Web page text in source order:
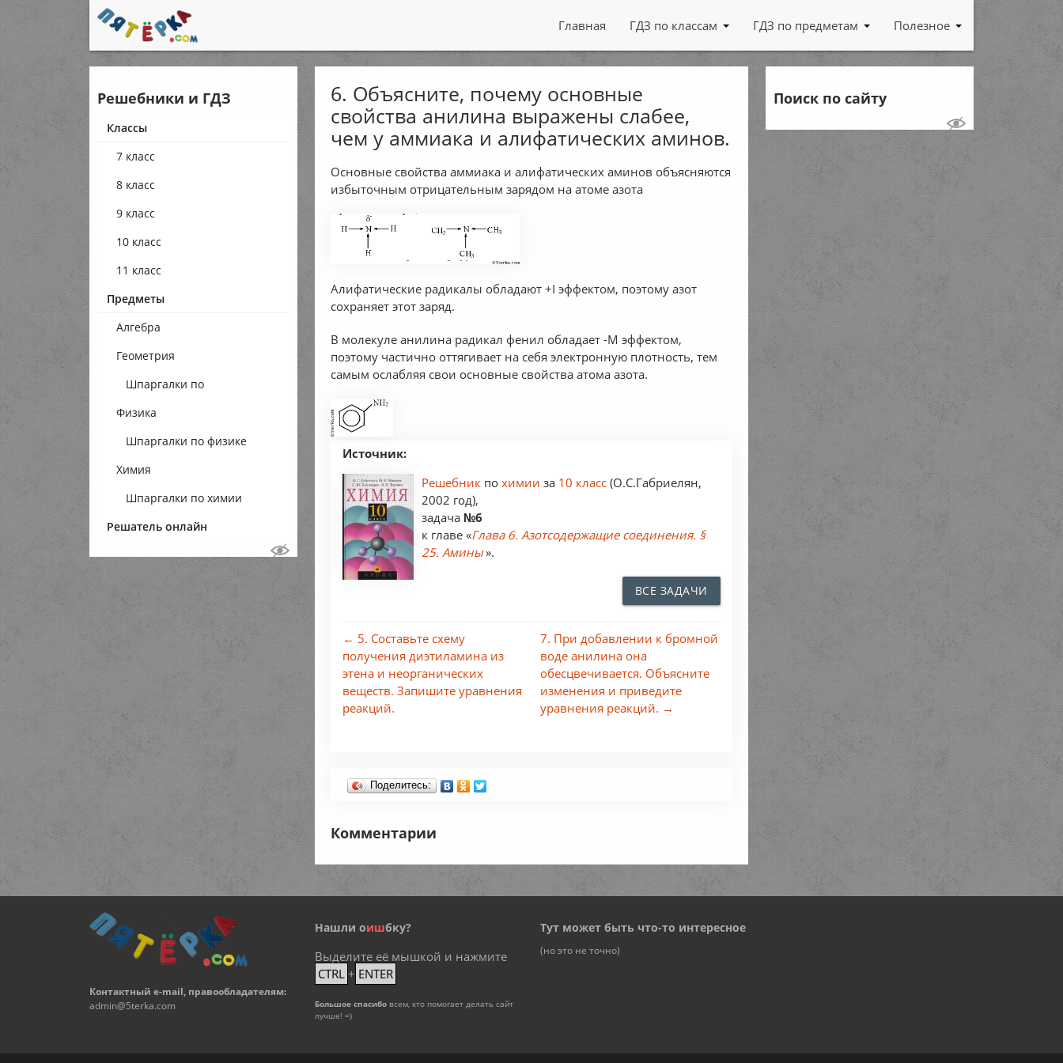
Главная ГДЗ по классам ГДЗ по предметам Полезное
Решебники и ГДЗ
Классы
7 класс
8 класс
9 класс
10 класс
11 класс
Предметы
Алгебра
Геометрия
Шпаргалки по
геометрии
Физика
Шпаргалки по физике
Химия
Шпаргалки по химии
Решатель онлайн
6. Объясните, почему основные
свойства анилина выражены слабее,
чем у аммиака и алифатических аминов.
Основные свойства аммиака и алифатических аминов объясняются
избыточным отрицательным зарядом на атоме азота
Алифатические радикалы обладают +I эффектом, поэтому азот
сохраняет этот заряд.
В молекуле анилина радикал фенил обладает -М эффектом,
поэтому частично оттягивает на себя электронную плотность, тем
самым ослабляя свои основные свойства атома азота.
Источник:
Решебник похимииза 10 класс (О.С.Габриелян,
2002 год),
задача №6
к главе «Глава 6. Азотсодержащие соединения. §
25. Амины».
ВСЕ ЗАДАЧИ
← 5. Составьте схему
получения диэтиламина из
этена и неорганических
веществ. Запишите уравнения
реакций.
7. При добавлении к бромной
воде анилина она
обесцвечивается. Объясните
изменения и приведите
уравнения реакций. →
Поделитесь:
Комментарии
Поиск по сайту
Контактный e-mail, правообладателям:
admin@5terka.com
Нашли оишбку?
Выделите её мышкой и нажмите
CTRL + ENTER
Большое спасибо всем, кто помогает делать сайт
лучше! =)
Тут может быть что-то интересное
(но это не точно)